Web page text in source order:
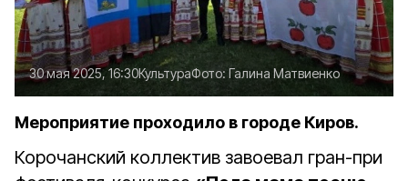
30 мая 2025, 16:30КультураФото: Галина Матвиенко
Мероприятие проходило в городе Киров.
Корочанский коллектив завоевал гран-при